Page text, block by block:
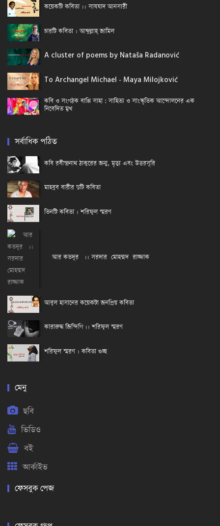
কয়েকটি কবিতা ।। সাযযাদ আনসারী
চারটি কবিতা । আব্দুল্লাহ্ জামিল
A cluster of poems by Nataša Radanović
To Archangel Michael - Maya Milojković
কবি ও সংগঠক বাপ্পি সাহা : সাহিত্য ও সাংস্কৃতিক আন্দোলনের এক
নিবেদিত মুখ
সর্বাধিক পঠিত
কবি রবীন্দ্রনাথ ঠাকুরের জন্ম, মৃত্যু এবং উত্তরসূরি
মাহবুব বারীর দুটি কবিতা
তিনটি কবিতা । শরিফুল স্মরণ
আর কতদূর ।। সরদার মোহম্মদ রাজ্জাক
আবুল হাসানের কয়েকটা জনপ্রিয় কবিতা
কারারুদ্ধ জিন্দিগি ।। শরিফুল স্মরণ
শরিফুল স্মরণ । কবিতা গুচ্ছ
মেনু
ছবি
ভিডিও
বই
আর্কাইভ
ফেসবুক পেজ